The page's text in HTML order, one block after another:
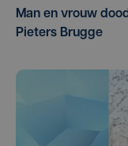
Man en vrouw
Pieters Brugge